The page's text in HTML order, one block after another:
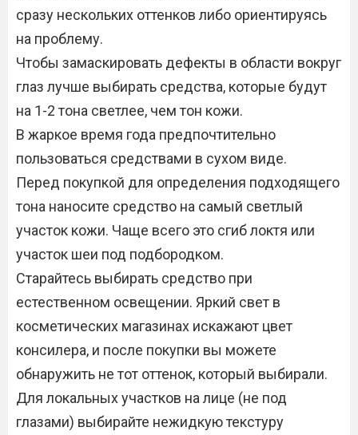
сразу нескольких оттенков либо ориентируясь
на проблему.
Чтобы замаскировать дефекты в области вокруг
глаз лучше выбирать средства, которые будут
на 1-2 тона светлее, чем тон кожи.
В жаркое время года предпочтительно
пользоваться средствами в сухом виде.
Перед покупкой для определения подходящего
тона наносите средство на самый светлый
участок кожи. Чаще всего это сгиб локтя или
участок шеи под подбородком.
Старайтесь выбирать средство при
естественном освещении. Яркий свет в
косметических магазинах искажают цвет
консилера, и после покупки вы можете
обнаружить не тот оттенок, который выбирали.
Для локальных участков на лице (не под
глазами) выбирайте нежидкую текстуру